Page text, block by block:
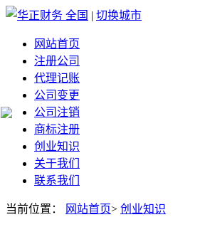
全国 | 切换城市
网站首页
注册公司
代理记账
公司变更
公司注销
商标注册
创业知识
关于我们
联系我们
当前位置： 网站首页> 创业知识